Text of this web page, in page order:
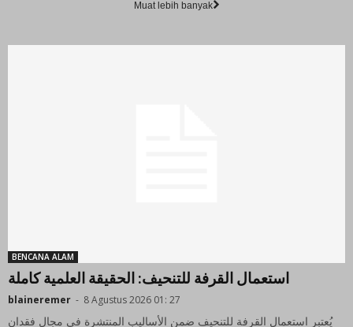
Muat lebih banyak
BENCANA ALAM
استعمال القرفة للتنحيف: الحقيقة العلمية كاملة
blaineremer - 8 Agustus 2026 01: 27
يُعتبر استعمال القرفة للتنحيف ضمن الأساليب المنتشرة في مجال فقدان